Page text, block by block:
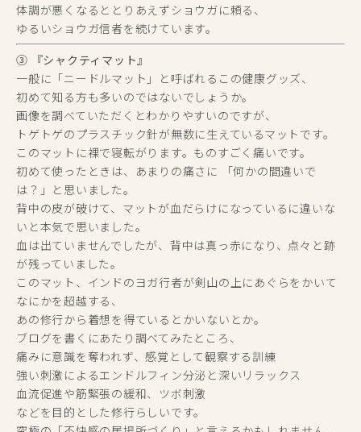
体調が悪くなるととりあえずショウガに頼る、
ゆるいショウガ信者を続けています。
③ 『シャクティマット』
一般に「ニードルマット」と呼ばれるこの健康グッズ、
初めて知る方も多いのではないでしょうか。
画像を調べていただくとわかりやすいのですが、
トゲトゲのプラスチック針が無数に生えているマットです。
このマットに裸で寝転がります。ものすごく痛いです。
初めて使ったときは、あまりの痛さに 「何かの間違いで
は？」と思いました。
背中の皮が破けて、マットが血だらけになっているに違いな
いと本気で思いました。
血は出ていませんでしたが、背中は真っ赤になり、点々と跡
が残っていました。
このマット、インドのヨガ行者が剣山の上にあぐらをかいて
なにかを超越する、
あの修行から着想を得ているとかいないとか。
ブログを書くにあたり調べてみたところ、
痛みに意識を奪われず、感覚として観察する訓練
強い刺激によるエンドルフィン分泌と深いリラックス
血流促進や筋緊張の緩和、ツボ刺激
などを目的とした修行らしいです。